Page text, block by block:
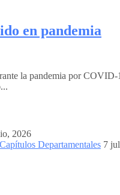
en pandemia
la pandemia por
2026
Departamentales 7